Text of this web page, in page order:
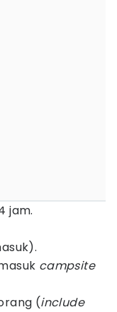
jam.
campsite
(include